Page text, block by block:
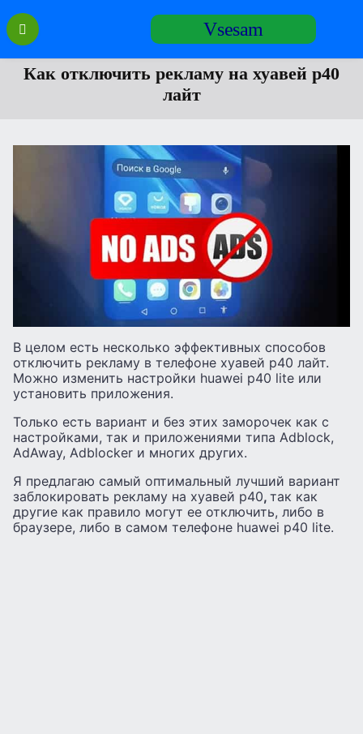
Перейти
содержанию
Vsesam
Как отключить рекламу на хуавей р40
лайт
В целом есть несколько эффективных способов
отключить рекламу в телефоне хуавей р40 лайт.
Можно изменить настройки huawei p40 lite или
установить приложения.
Только есть вариант и без этих заморочек как с
настройками, так и приложениями типа Adblock,
AdAway, Adblocker и многих других.
Я предлагаю самый оптимальный лучший вариант
заблокировать рекламу на хуавей р40, так как
другие как правило могут ее отключить, либо в
браузере, либо в самом телефоне huawei p40 lite.